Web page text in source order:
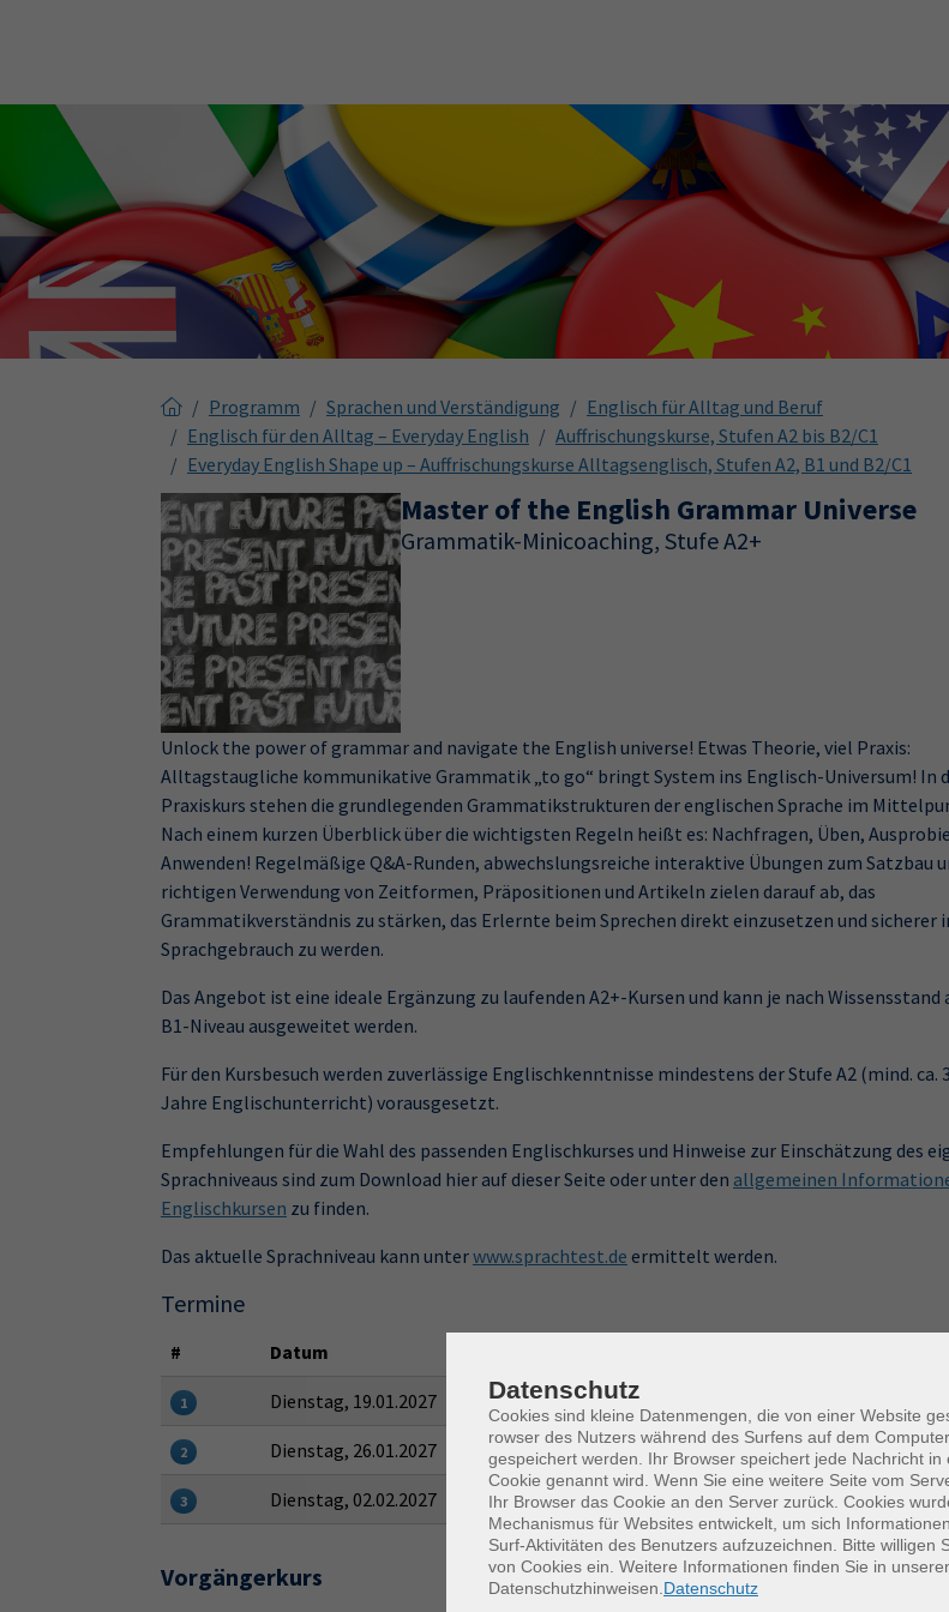
Programm Sprachen und Verständigung
Englisch für Alltag und Beruf
Englisch für den Alltag – Everyday English
Auffrischungskurse, Stufen A2 bis B2/C1
Everyday English Shape up – Auffrischungskurse Alltagsenglisch, Stufen A2, B1 und B2/C1
Master of the English Grammar Universe
Grammatik-Minicoaching, Stufe A2+
Unlock the power of grammar and navigate the English universe! Etwas Theorie, viel Praxis:
Alltagstaugliche kommunikative Grammatik „to go“ bringt System ins Englisch-Universum! In
Praxiskurs stehen die grundlegenden Grammatikstrukturen der englischen Sprache im
Nach einem kurzen Überblick über die wichtigsten Regeln heißt es: Nachfragen, Üben,
Anwenden! Regelmäßige Q&A-Runden, abwechslungsreiche interaktive Übungen zum Satzbau
richtigen Verwendung von Zeitformen, Präpositionen und Artikeln zielen darauf ab, das
Grammatikverständnis zu stärken, das Erlernte beim Sprechen direkt einzusetzen und sicherer
Sprachgebrauch zu werden.
Das Angebot ist eine ideale Ergänzung zu laufenden A2+-Kursen und kann je nach Wissensstand
B1-Niveau ausgeweitet werden.
Für den Kursbesuch werden zuverlässige Englischkenntnisse mindestens der Stufe A2 (mind. ca.
Jahre Englischunterricht) vorausgesetzt.
Empfehlungen für die Wahl des passenden Englischkurses und Hinweise zur Einschätzung des
Sprachniveaus sind zum Download hier auf dieser Seite oder unter den allgemeinen
Englischkursen zu finden.
Das aktuelle Sprachniveau kann unterwww.sprachtest.de ermittelt werden.
Termine
# Datum
1 Dienstag, 19.01.2027
2 Dienstag, 26.01.2027 17:30 — 20:00 Uhr
3 Dienstag, 02.02.2027 17:30 — 20:00 Uhr
Vorgängerkurs
Datenschutz
Cookies sind kleine Datenmengen, die von einer Website
rowser des Nutzers während des Surfens auf dem
gespeichert werden. Ihr Browser speichert jede Nachricht in
Cookie genannt wird. Wenn Sie eine weitere Seite vom
Ihr Browser das Cookie an den Server zurück. Cookies
Mechanismus für Websites entwickelt, um sich
Surf-Aktivitäten des Benutzers aufzuzeichnen. Bitte willigen
von Cookies ein. Weitere Informationen finden Sie in
Datenschutzhinweisen. Datenschutz